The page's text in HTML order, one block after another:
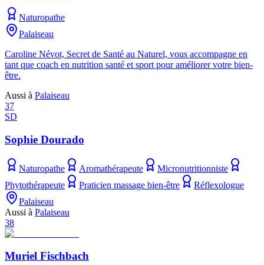
Naturopathe
Palaiseau
Caroline Névot, Secret de Santé au Naturel, vous accompagne en
tant que coach en nutrition santé et sport pour améliorer votre bien-
être.
Aussi à Palaiseau
37
SD
Sophie Dourado
Naturopathe Aromathérapeute
Micronutritionniste
Phytothérapeute
Praticien massage bien-être
Réflexologue
Palaiseau
Aussi à Palaiseau
38
Muriel Fischbach